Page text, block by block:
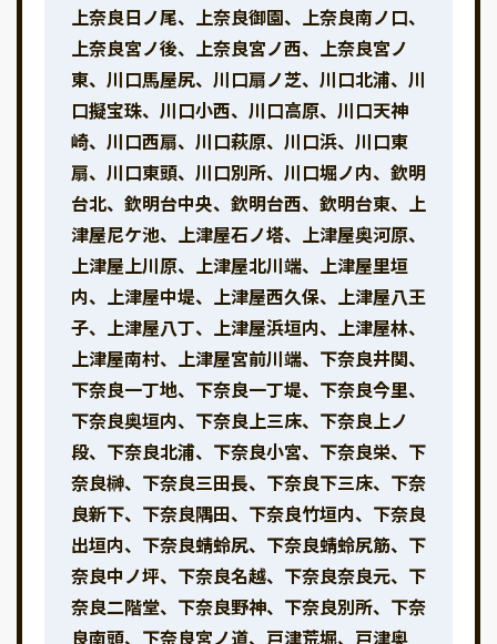
上奈良日ノ尾、上奈良御園、上奈良南ノ口、
上奈良宮ノ後、上奈良宮ノ西、上奈良宮ノ
東、川口馬屋尻、川口扇ノ芝、川口北浦、川
口擬宝珠、川口小西、川口高原、川口天神
崎、川口西扇、川口萩原、川口浜、川口東
扇、川口東頭、川口別所、川口堀ノ内、欽明
台北、欽明台中央、欽明台西、欽明台東、上
津屋尼ケ池、上津屋石ノ塔、上津屋奥河原、
上津屋上川原、上津屋北川端、上津屋里垣
内、上津屋中堤、上津屋西久保、上津屋八王
子、上津屋八丁、上津屋浜垣内、上津屋林、
上津屋南村、上津屋宮前川端、下奈良井関、
下奈良一丁地、下奈良一丁堤、下奈良今里、
下奈良奥垣内、下奈良上三床、下奈良上ノ
段、下奈良北浦、下奈良小宮、下奈良栄、下
奈良榊、下奈良三田長、下奈良下三床、下奈
良新下、下奈良隅田、下奈良竹垣内、下奈良
出垣内、下奈良蜻蛉尻、下奈良蜻蛉尻筋、下
奈良中ノ坪、下奈良名越、下奈良奈良元、下
奈良二階堂、下奈良野神、下奈良別所、下奈
良南頭、下奈良宮ノ道、戸津荒堀、戸津奥